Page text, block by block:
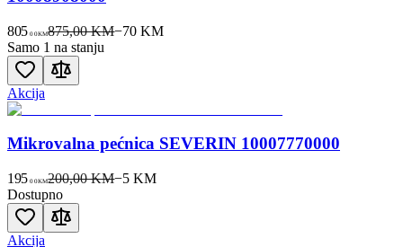
805 00KM875,00 KM−70 KM
Samo 1 na stanju
Akcija
Mikrovalna pećnica SEVERIN 10007770000
195 00KM200,00 KM−5 KM
Dostupno
Akcija